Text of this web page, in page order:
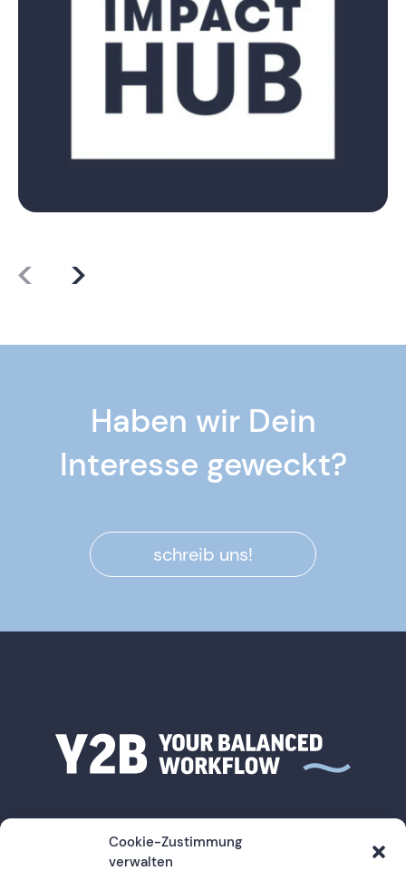
Cookie-Zustimmung
verwalten
Haben wir Dein
Interesse geweckt?
schreib uns!